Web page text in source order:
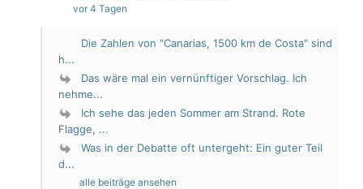
vor 4 Tagen
Die Zahlen von "Canarias, 1500 km de Costa" sind
h...
Das wäre mal ein vernünftiger Vorschlag. Ich
nehme...
Ich sehe das jeden Sommer am Strand. Rote
Flagge, ...
Was in der Debatte oft untergeht: Ein guter Teil
d...
alle beiträge ansehen